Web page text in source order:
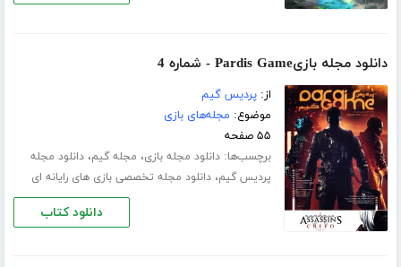
دانلود مجله بازیPardis Game - شماره 4
از:پردیس گیم
موضوع: مجله‌های بازی
۵۵ صفحه
برچسب‌ها:دانلود مجله بازی، مجله گیم،دانلود مجله
پردیس گیم،دانلود مجله تخصصی بازی های رایانه ای
دانلود کتاب